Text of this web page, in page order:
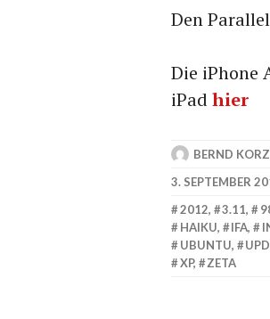
Den
Die iPhone
iPad hier
BERND KORZ
3. SEPTEMBER
2012, 3.11,
HAIKU, IFA,
UBUNTU,
XP, ZETA